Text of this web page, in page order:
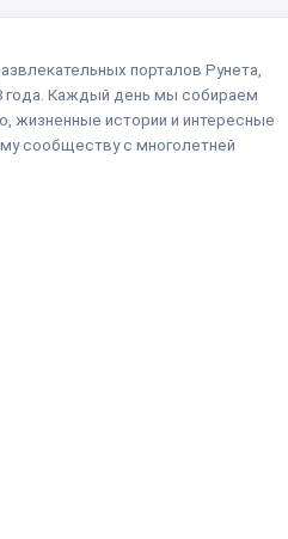
порталов Рунета,
года. Каждый день мы собираем
жизненные истории и интересные
сообществу с многолетней